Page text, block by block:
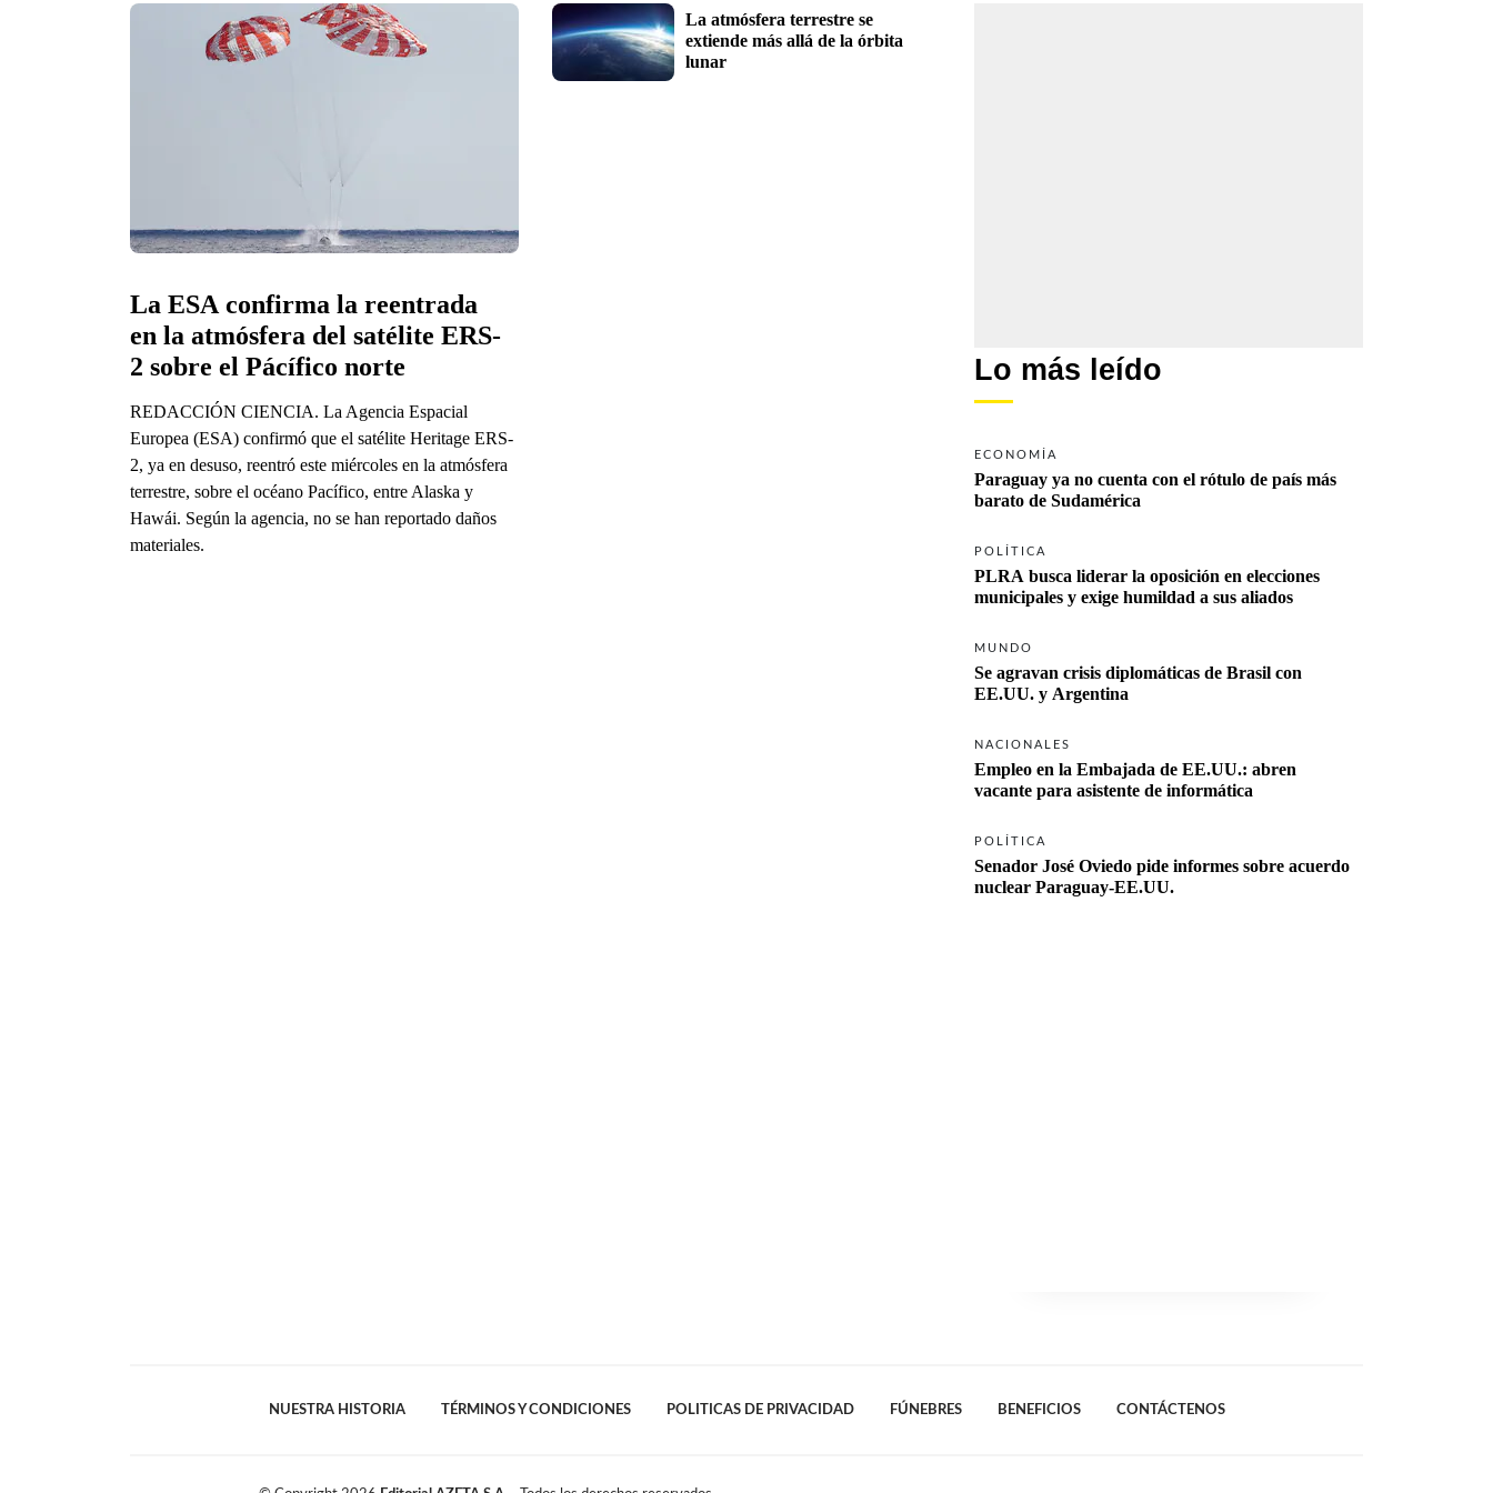
La ESA confirma la reentrada
en la atmósfera del satélite ERS-
2 sobre el Pácífico norte
REDACCIÓN CIENCIA. La Agencia Espacial
Europea (ESA) confirmó que el satélite Heritage ERS-
2, ya en desuso, reentró este miércoles en la atmósfera
terrestre, sobre el océano Pacífico, entre Alaska y
Hawái. Según la agencia, no se han reportado daños
materiales.
La atmósfera terrestre se
extiende más allá de la órbita
lunar
Lo más leído
ECONOMÍA
Paraguay ya no cuenta con el rótulo de país más
barato de Sudamérica
POLÍTICA
PLRA busca liderar la oposición en elecciones
municipales y exige humildad a sus aliados
MUNDO
Se agravan crisis diplomáticas de Brasil con
EE.UU. y Argentina
NACIONALES
Empleo en la Embajada de EE.UU.: abren
vacante para asistente de informática
POLÍTICA
Senador José Oviedo pide informes sobre acuerdo
nuclear Paraguay-EE.UU.
NUESTRA HISTORIA TÉRMINOS Y CONDICIONES POLITICAS DE PRIVACIDAD FÚNEBRES BENEFICIOS CONTÁCTENOS